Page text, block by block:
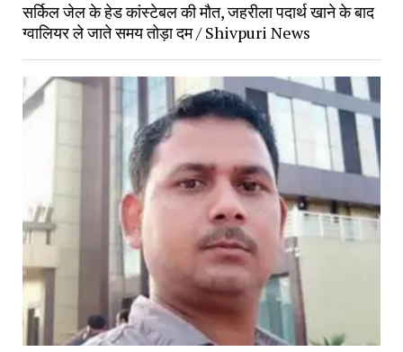
सर्किल जेल के हेड कांस्टेबल की मौत, जहरीला पदार्थ खाने के बाद
ग्वालियर ले जाते समय तोड़ा दम / Shivpuri News